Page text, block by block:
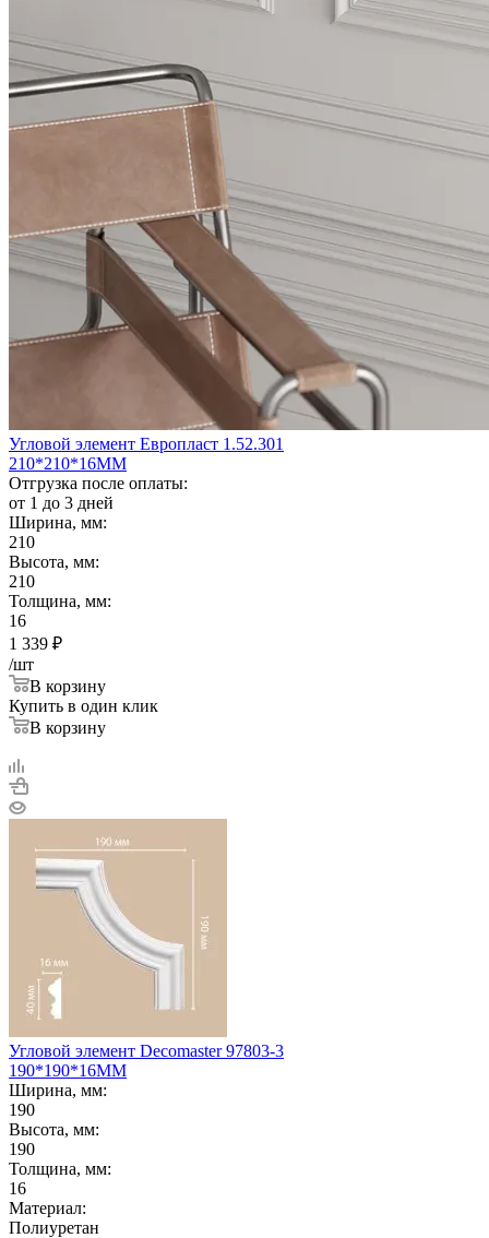
Угловой элемент Европласт 1.52.301
210*210*16ММ
Отгрузка после оплаты:
от 1 до 3 дней
Ширина, мм:
210
Высота, мм:
210
Толщина, мм:
16
1 339 ₽
/шт
В корзину
Купить в один клик
В корзину
Угловой элемент Decomaster 97803-3
190*190*16ММ
Ширина, мм:
190
Высота, мм:
190
Толщина, мм:
16
Материал:
Полиуретан